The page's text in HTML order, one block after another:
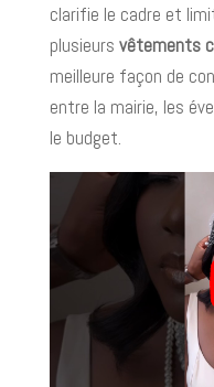
clarifie le cadre et
plusieurs vêtements
meilleure façon de
entre la mairie, les
le budget.